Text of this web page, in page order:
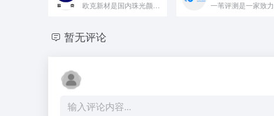
暂无评论